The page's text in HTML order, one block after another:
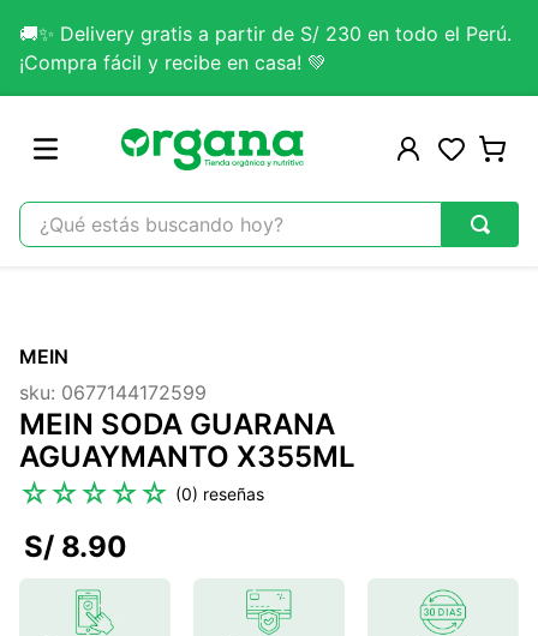
🚚✨ Delivery gratis a partir de S/ 230 en todo el Perú.
¡Compra fácil y recibe en casa! 💚
¿Qué estás buscando hoy?
2.
3.
colageno
4.
kefir
5 .
glicinato magnesio
stevia
MEIN
sku: 0677144172599
MEIN SODA GUARANA
AGUAYMANTO X355ML
☆☆☆☆☆ (0)
S/ 8.90